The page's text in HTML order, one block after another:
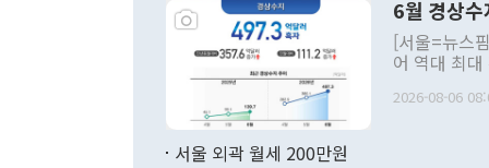
주의적 희망
관의 대북
관 부처 장
관의 무리한
다. [정동영 통일부 장관이 지난달 23일 오후 서울 종로구 정부서울청사에
6월 경상
[서울=뉴스
어 역대 최
료=한국은행] 한국은행이 6일 발표한 '2026년 6월 국제수지(잠정)'
2026-08-06
서울 외곽 월세 200만원